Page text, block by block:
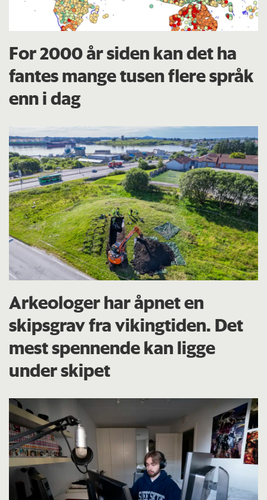
For 2000 år siden kan det ha
fantes mange tusen flere språk
enn i dag
Arkeologer har åpnet en
skipsgrav fra vikingtiden. Det
mest spennende kan ligge
under skipet